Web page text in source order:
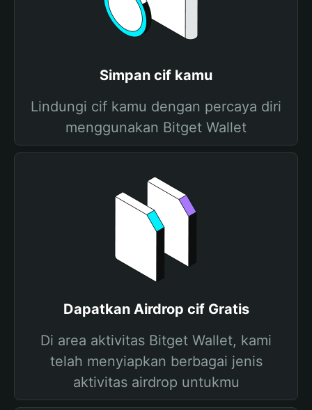
Simpan cif kamu
Lindungi cif kamu dengan percaya diri
menggunakan Bitget Wallet
Dapatkan Airdrop cif Gratis
Di area aktivitas Bitget Wallet, kami
telah menyiapkan berbagai jenis
aktivitas airdrop untukmu